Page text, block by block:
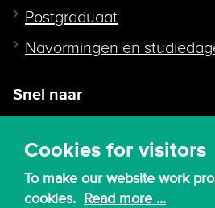
Cookies for visitors
To make our website work
cookies. Read more ...
Postgraduaat
Navormingen en
Snel naar
Webmail
Canvas